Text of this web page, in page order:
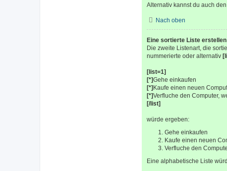
Alternativ kannst du auch
Nach oben
Eine sortierte Liste erstellen
Die zweite Listenart, die
nummerierte oder alternativ
[list=1]
[*]Gehe einkaufen
[*] Kaufe einen neuen
[*]Verfluche den Computer,
[/list]
würde ergeben:
Gehe einkaufen
Kaufe einen neuen
Verfluche den
Eine alphabetische Liste